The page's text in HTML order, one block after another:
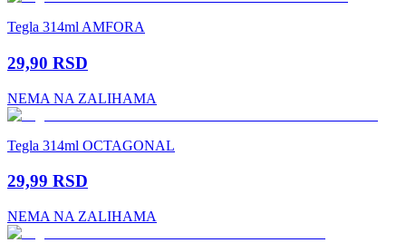
Tegla 314ml AMFORA
29,90 RSD
NEMA NA ZALIHAMA
Tegla 314ml OCTAGONAL
29,99 RSD
NEMA NA ZALIHAMA